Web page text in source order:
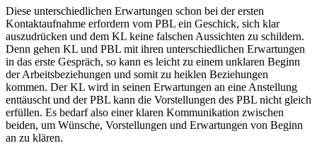
Diese unterschiedlichen Erwartungen schon bei der ersten
Kontaktaufnahme erfordern vom PBL ein Geschick, sich klar
auszudrücken und dem KL keine falschen Aussichten zu schildern.
Denn gehen KL und PBL mit ihren unterschiedlichen Erwartungen
in das erste Gespräch, so kann es leicht zu einem unklaren Beginn
der Arbeitsbeziehungen und somit zu heiklen Beziehungen
kommen. Der KL wird in seinen Erwartungen an eine Anstellung
enttäuscht und der PBL kann die Vorstellungen des PBL nicht gleich
erfüllen. Es bedarf also einer klaren Kommunikation zwischen
beiden, um Wünsche, Vorstellungen und Erwartungen von Beginn
an zu klären.